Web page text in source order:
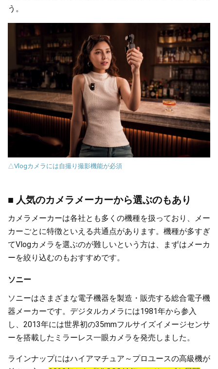
う。
△Vlogカメラには自撮り撮影機能が必須
■ 人気のカメラメーカーから選ぶのもあり
カメラメーカーは各社とも多くの機種を扱っており、メー
カーごとに特徴といえる共通点があります。機種が多すぎ
てVlogカメラを選ぶのが難しいという方は、まずはメーカ
ーを絞り込むのもおすすめです。
ソニー
ソニーはさまざまな電子機器を製造・販売する総合電子機
器メーカーです。デジタルカメラには1981年から参入
し、2013年には世界初の35mmフルサイズイメージセンサ
ーを搭載したミラーレス一眼カメラを発売しました。
ラインナップにはハイアマチュア～プロユースの高級機が